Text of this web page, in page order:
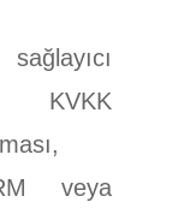
KVKK
veya